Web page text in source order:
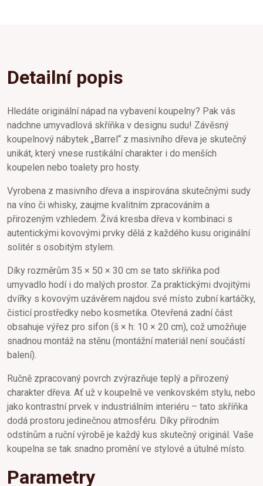
Detailní popis
Hledáte originální nápad na vybavení koupelny? Pak vás
nadchne umyvadlová skříňka v designu sudu! Závěsný
koupelnový nábytek „Barrel“ z masivního dřeva je skutečný
unikát, který vnese rustikální charakter i do menších
koupelen nebo toalety pro hosty.
Vyrobena z masivního dřeva a inspirována skutečnými sudy
na víno či whisky, zaujme kvalitním zpracováním a
přirozeným vzhledem. Živá kresba dřeva v kombinaci s
autentickými kovovými prvky dělá z každého kusu originální
solitér s osobitým stylem.
Díky rozměrům 35 × 50 × 30 cm se tato skříňka pod
umyvadlo hodí i do malých prostor. Za praktickými dvojitými
dvířky s kovovým uzávěrem najdou své místo zubní kartáčky,
čisticí prostředky nebo kosmetika. Otevřená zadní část
obsahuje výřez pro sifon (š × h: 10 × 20 cm), což umožňuje
snadnou montáž na stěnu (montážní materiál není součástí
balení).
Ručně zpracovaný povrch zvýrazňuje teplý a přirozený
charakter dřeva. Ať už v koupelně ve venkovském stylu, nebo
jako kontrastní prvek v industriálním interiéru – tato skříňka
dodá prostoru jedinečnou atmosféru. Díky přírodním
odstínům a ruční výrobě je každý kus skutečný originál. Vaše
koupelna se tak snadno promění ve stylové a útulné místo.
Parametry